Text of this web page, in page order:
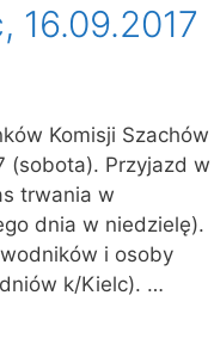
16.09.2017
Komisji Szachów
(sobota). Przyjazd w
trwania w
dnia w niedzielę).
i osoby
k/Kielc). …